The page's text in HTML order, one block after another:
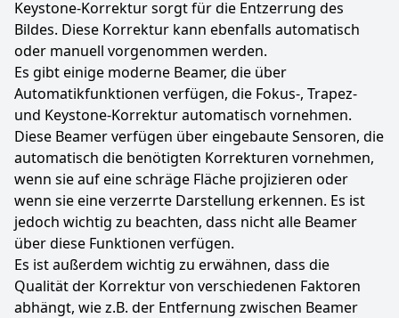
Keystone-Korrektur sorgt für die Entzerrung des
Bildes. Diese Korrektur kann ebenfalls automatisch
oder manuell vorgenommen werden.
Es gibt einige moderne Beamer, die über
Automatikfunktionen verfügen, die Fokus-, Trapez-
und Keystone-Korrektur automatisch vornehmen.
Diese Beamer verfügen über eingebaute Sensoren, die
automatisch die benötigten Korrekturen vornehmen,
wenn sie auf eine schräge Fläche projizieren oder
wenn sie eine verzerrte Darstellung erkennen. Es ist
jedoch wichtig zu beachten, dass nicht alle Beamer
über diese Funktionen verfügen.
Es ist außerdem wichtig zu erwähnen, dass die
Qualität der Korrektur von verschiedenen Faktoren
abhängt, wie z.B. der Entfernung zwischen Beamer